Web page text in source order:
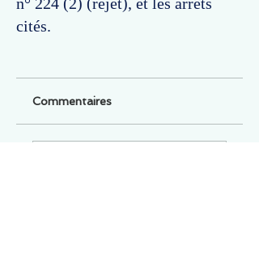
cités.
Commentaires